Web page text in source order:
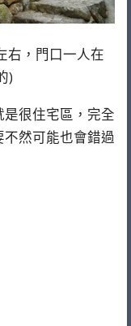
右，門口一人在
)
很住宅區，完全
然可能也會錯過